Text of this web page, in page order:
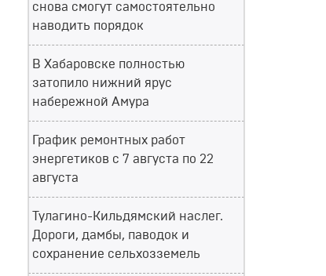
снова смогут самостоятельно
наводить порядок
В Хабаровске полностью
затопило нижний ярус
набережной Амура
График ремонтных работ
энергетиков с 7 августа по 22
августа
Тулагино-Кильдямский наслег.
Дороги, дамбы, паводок и
сохранение сельхозземель